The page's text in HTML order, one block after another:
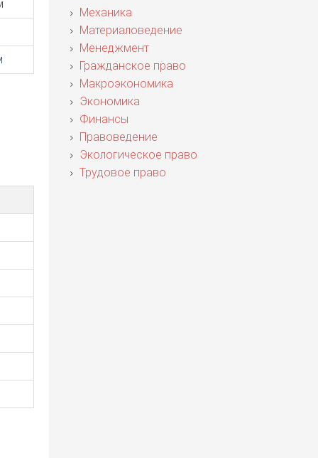
Механика
Материаловедение
Менеджмент
Гражданское право
Макроэкономика
Экономика
Финансы
Правоведение
Экологическое право
Трудовое право